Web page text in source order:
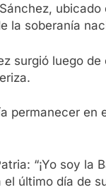
ubicado
la soberanía
surgió luego de
permanecer en
“¡Yo soy la
el último día de